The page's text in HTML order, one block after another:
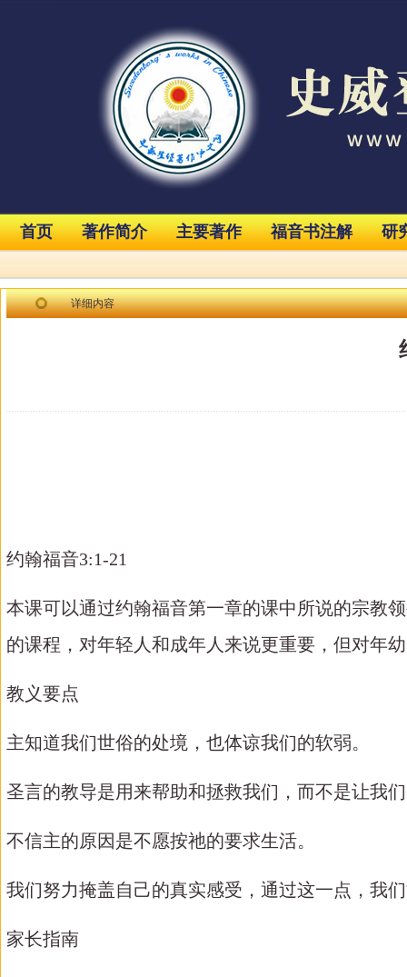
首页 著作简介 主要著作 福音书注解 研
详细内容
约翰福音3:1-21
本课可以通过约翰福音第一章的课中所说的宗教
的课程，对年轻人和成年人来说更重要，但对年
教义要点
主知道我们世俗的处境，也体谅我们的软弱。
圣言的教导是用来帮助和拯救我们，而不是让我
不信主的原因是不愿按祂的要求生活。
我们努力掩盖自己的真实感受，通过这一点，我
家长指南